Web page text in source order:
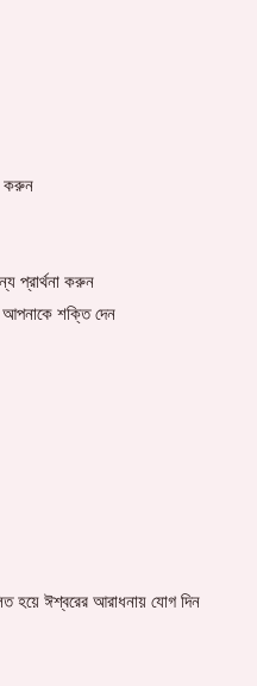
করুন
প্রার্থনা করুন
আপনাকে শক্তি দেন
হয়ে ঈশ্বরের আরাধনায় যোগ দিন